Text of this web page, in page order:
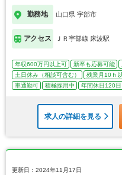
勤務地 山口県 宇部市
アクセス ＪＲ宇部線 床波駅
年収600万円以上可 新卒も応募可能
土日休み（相談可含む）
残業月10ｈ
車通勤可
積極採用中 年間休日120日
求人の詳細を見る
更新日：2024年11月17日